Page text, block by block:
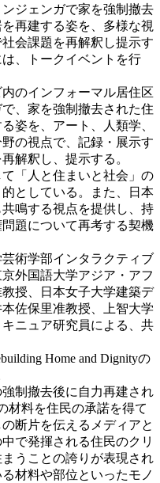
ジェンガで家を強制撤去
再建する姿を、多様な視
会課題を再解釈し提示す
、トークイベントを行
のインフォーマル居住区
、家を強制撤去された住
姿を、アート、人類学、
の視点で、記録・展示す
解釈し、提示する。
「人と住まいと社会」の
としている。また、日本
鳴する視点を提供し、持
題について再考する契機
術学部インタラクティブ
外国語大学アジア・アフ
授、日本女子大学建築デ
佐保里准教授、上智大学
ニュア研究員による、共
Home and Dignityの
制撤去後に自力再建され
材料を住民の承諾を得て
断片を伝えるメディアと
で発揮される住民のクリ
うことの誇りが表現され
材料や部位といったモノ